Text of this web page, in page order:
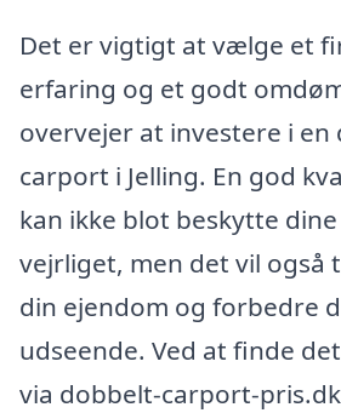
Det er vigtigt at vælge et
erfaring og et godt
overvejer at investere i en
carport i Jelling. En god
kan ikke blot beskytte
vejrliget, men det vil
din ejendom og forbedre
udseende. Ved at finde
via dobbelt-carport-